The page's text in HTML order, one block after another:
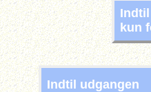
kun
Indtil udgangen